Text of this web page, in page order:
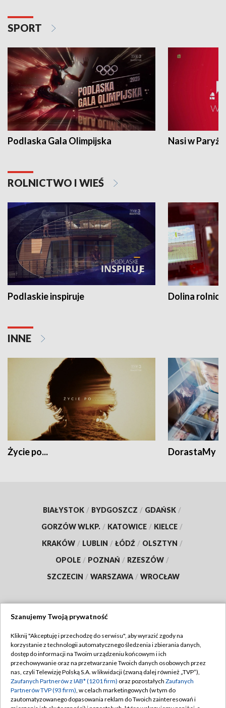
SPORT
Podlaska Gala Olimpijska Nasi w Paryżu
ROLNICTWO I WIEŚ
Podlaskie inspiruje Dolina
INNE
Życie po... DorastaMy
BIAŁYSTOK / BYDGOSZCZ / GDAŃSK /
GORZÓW WLKP. / KATOWICE / KIELCE /
KRAKÓW / LUBLIN / ŁÓDŹ / OLSZTYN /
OPOLE / POZNAŃ / RZESZÓW /
SZCZECIN / WARSZAWA / WROCŁAW
TVP
Abonament TVP
Emisja w TVP
Centrum informacji TVP
Regulamin TVP
Polityka prywatności
Moje zgody
Szanujemy Twoją prywatność
Kliknij "Akceptuję i przechodzę do serwisu", aby wyrazić zgody na
korzystanie z technologii automatycznego śledzenia i zbierania danych,
dostęp do informacji na Twoim urządzeniu końcowym i ich
przechowywanie oraz na przetwarzanie Twoich danych osobowych przez
nas, czyli Telewizję Polską S.A. w likwidacji (zwaną dalej również „TVP”),
Zaufanych Partnerów z IAB* (1201 firm) oraz pozostałych Zaufanych
Partnerów TVP (93 firm), w celach marketingowych (w tym do
zautomatyzowanego dopasowania reklam do Twoich zainteresowań i